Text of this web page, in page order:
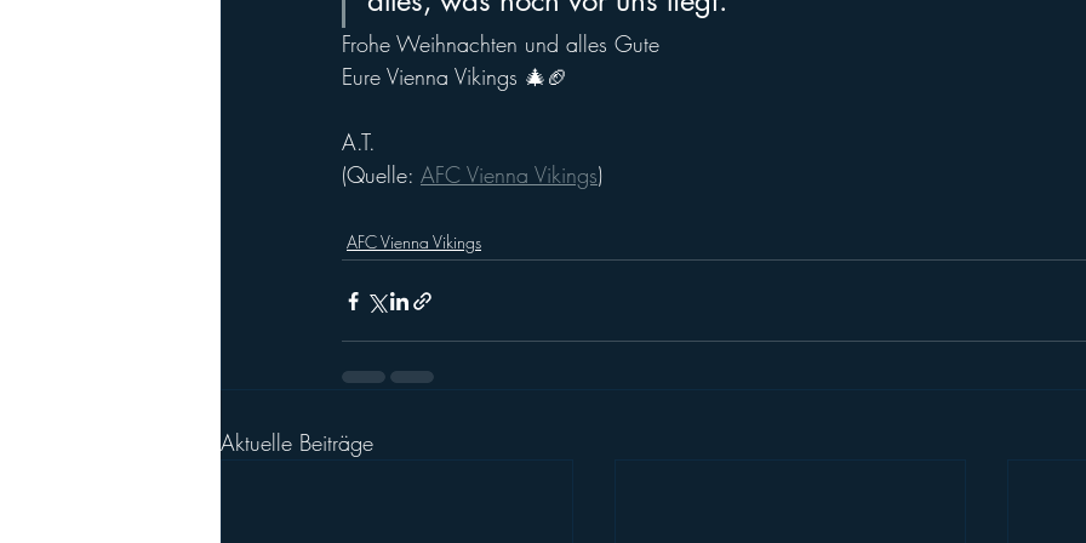
Frohe Weihnachten und alles Gute
Eure Vienna Vikings 🎄🏈
A.T.
(Quelle: AFC Vienna Vikings)
AFC Vienna Vikings
Aktuelle Beiträge